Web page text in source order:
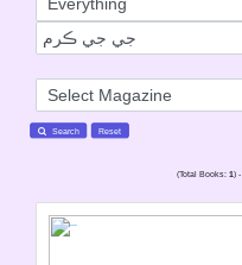
Search Reset
(Total Books: 1) -